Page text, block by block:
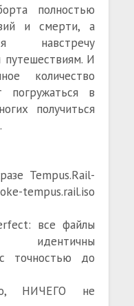
полностью
и смерти, а
навстречу
И
количество
погружаться в
получиться
Tempus.Rail-
все файлы
идентичны
точностью до
НИЧЕГО не